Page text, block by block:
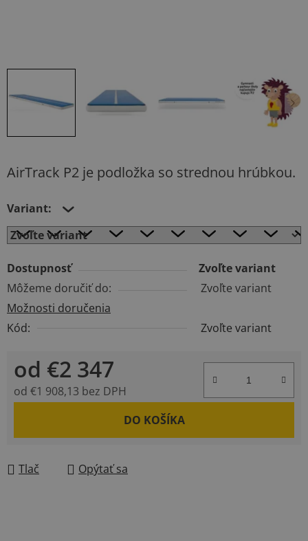
AirTrack P2 je podložka so strednou hrúbkou.
Variant:
Dostupnosť
Zvoľte variant
Môžeme doručiť do:
Zvoľte variant
Možnosti doručenia
Kód:
Zvoľte variant
od €2 347
od €1 908,13 bez DPH
DO KOŠÍKA
Tlač Opýtať sa